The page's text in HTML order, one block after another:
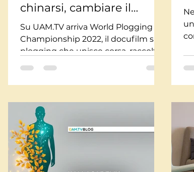
Salute Medicina Interviste
chinarsi, cambiare il
mondo
Su UAM.TV arriva World Plogging
Championship 2022, il docufilm sul
plogging che unisce corsa, raccolta
dei rifiuti e cura dell’ambiente.